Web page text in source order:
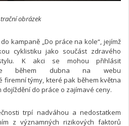
obrázek
kampaně „Do práce na kole“, jejímž
cyklistiku jako součást zdravého
K akci se mohou přihlásit
během dubna na webu
firemní týmy, které pak během května
do práce o zajímavé ceny.
trpí nadváhou a nedostatkem
z významných rizikových faktorů